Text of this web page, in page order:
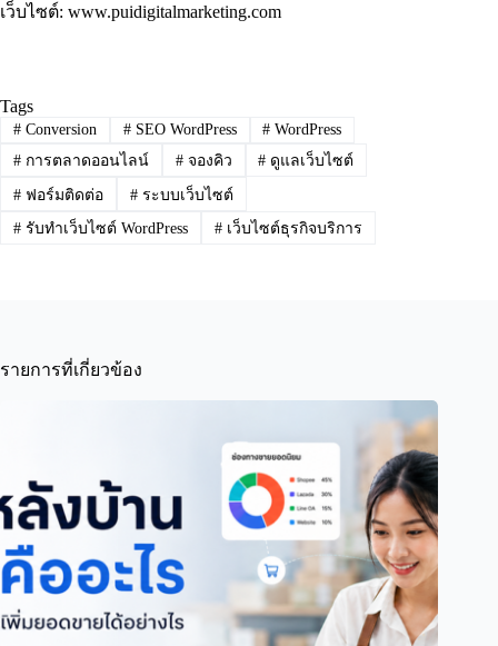
เว็บไซต์: www.puidigitalmarketing.com
Tags
#Conversion #SEO WordPress # WordPress
#การตลาดออนไลน์ #จองคิว # ดูแลเว็บไซต์
#ฟอร์มติดต่อ #ระบบเว็บไซต์
#รับทำเว็บไซต์ WordPress #เว็บไซต์ธุรกิจบริการ
รายการที่เกี่ยวข้อง